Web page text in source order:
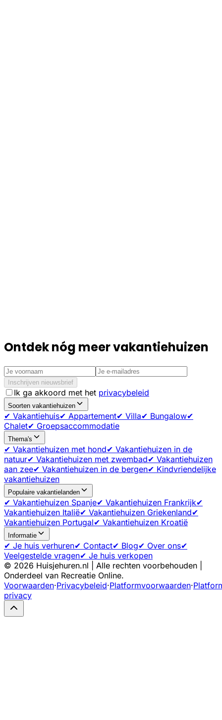
Ontdek nóg meer vakantiehuizen
Inschrijven nieuwsbrief
Ik ga akkoord met het privacybeleid
Soorten vakantiehuizen
✔ Vakantiehuis✔ Appartement✔ Villa✔ Bungalow✔
Chalet✔ Groepsaccommodatie
Thema's
✔ Vakantiehuizen met hond✔ Vakantiehuizen in de
natuur✔ Vakantiehuizen met zwembad✔ Vakantiehuizen
aan zee✔ Vakantiehuizen in de bergen✔ Kindvriendelijke
vakantiehuizen
Populaire vakantielanden
✔ Vakantiehuizen Spanje✔ Vakantiehuizen Frankrijk✔
Vakantiehuizen Italië✔ Vakantiehuizen Griekenland✔
Vakantiehuizen Portugal✔ Vakantiehuizen Kroatië
Informatie
✔ Je huis verhuren✔ Contact✔ Blog✔ Over ons✔
Veelgestelde vragen✔ Je huis verkopen
© 2026 Huisjehuren.nl | Alle rechten voorbehouden |
Onderdeel van Recreatie Online.
Voorwaarden·Privacybeleid·Platformvoorwaarden·
privacy